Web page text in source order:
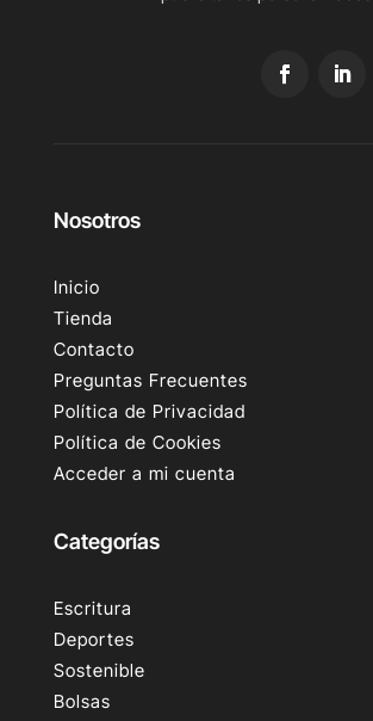
Nosotros
Inicio
Tienda
Contacto
Preguntas Frecuentes
Política de Privacidad
Política de Cookies
Acceder a mi cuenta
Categorías
Escritura
Deportes
Sostenible
Bolsas